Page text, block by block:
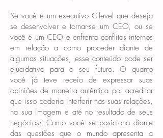
Se você é um executivo C-level que deseja
se desenvolver e tornar-se um CEO, ou se
você é um CEO e enfrenta conflitos internos
em relação a como proceder diante de
algumas situações, esse conteúdo pode ser
elucidativo para o seu futuro. O quanto
você já teve receio de expressar suas
opiniões de maneira autêntica por acreditar
que isso poderia interferir nas suas relações,
na sua imagem e até no resultado de seus
negócios? Como você se posiciona diante
das questões que o mundo apresenta a